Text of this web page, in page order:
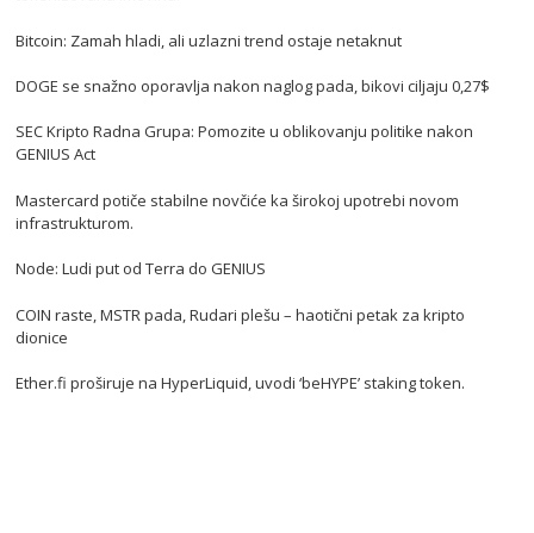
Bitcoin: Zamah hladi, ali uzlazni trend ostaje netaknut
DOGE se snažno oporavlja nakon naglog pada, bikovi ciljaju 0,27$
SEC Kripto Radna Grupa: Pomozite u oblikovanju politike nakon
GENIUS Act
Mastercard potiče stabilne novčiće ka širokoj upotrebi novom
infrastrukturom.
Node: Ludi put od Terra do GENIUS
COIN raste, MSTR pada, Rudari plešu – haotični petak za kripto
dionice
Ether.fi proširuje na HyperLiquid, uvodi ‘beHYPE’ staking token.